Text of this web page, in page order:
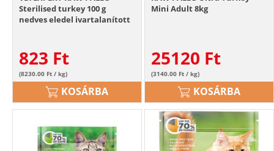
Sterilised turkey 100 g
nedves eledel ivartalanított
823 Ft
(8230.00 Ft / kg)
KOSÁRBA
Mini Adult 8kg
25120 Ft
(3140.00 Ft / kg)
KOSÁRBA